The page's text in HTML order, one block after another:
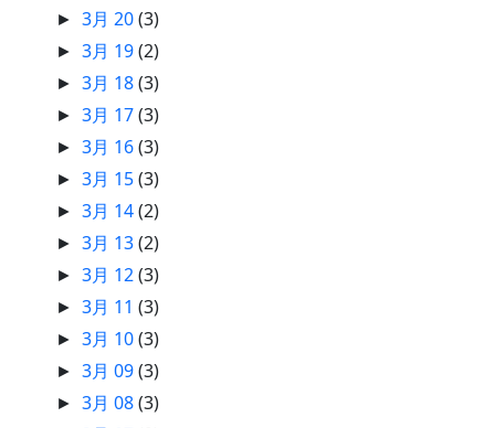
►3月 20(3)
►3月 19(2)
►3月 18(3)
►3月 17(3)
►3月 16(3)
►3月 15(3)
►3月 14(2)
►3月 13(2)
►3月 12(3)
►3月 11(3)
►3月 10(3)
►3月 09(3)
►3月 08(3)